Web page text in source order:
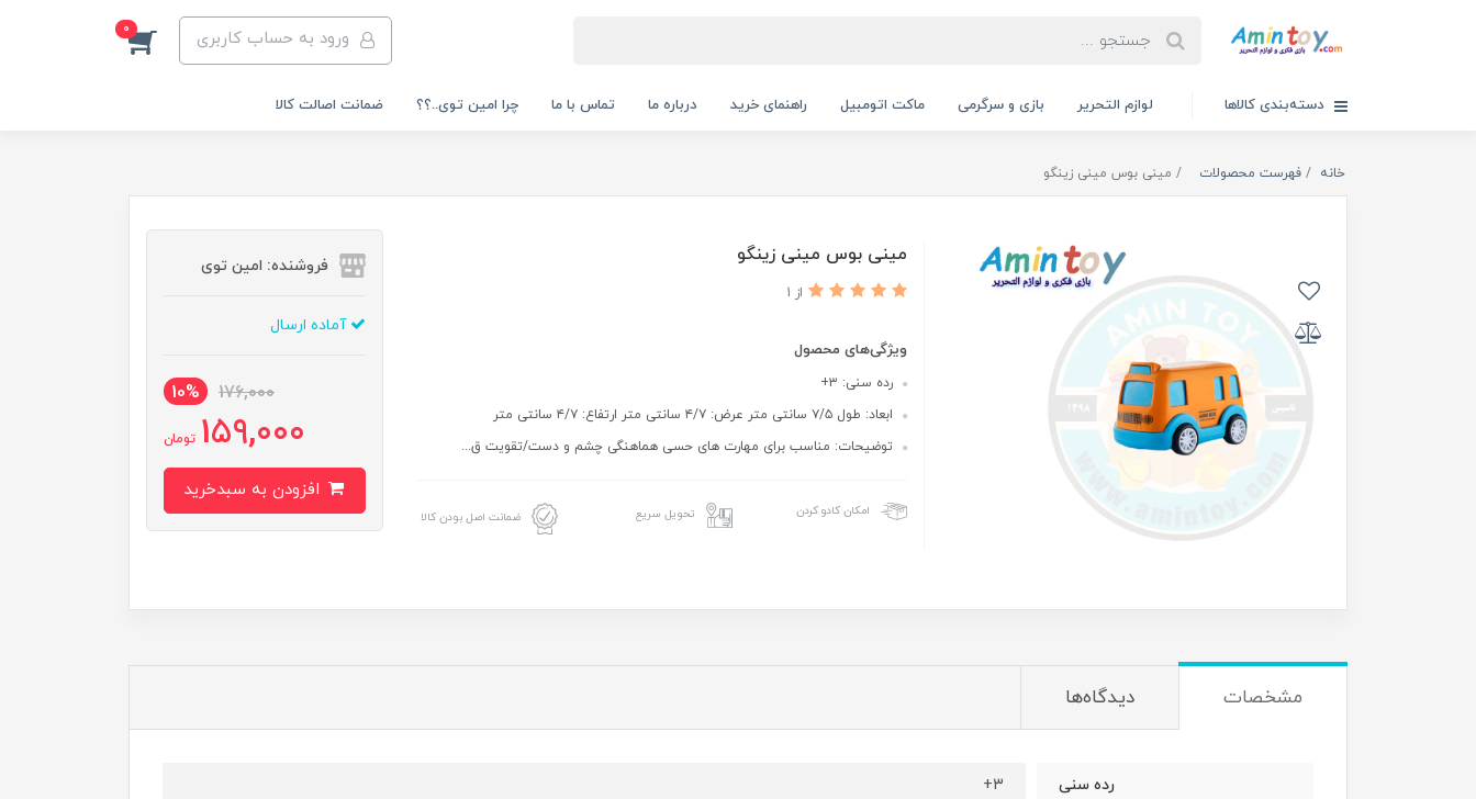
ورود به حساب کاربری 0
دسته‌بندی کالاها لوازم التحریر بازی و سرگرمی ماکت اتومبیل راهنمای خرید درباره ما تماس با ما چرا امین توی..؟؟ ضمانت اصالت کالا
خانه فهرست محصولات مینی بوس مینی زینگو
مینی بوس مینی زینگو
از 1
ویژگی‌های محصول
رده سنی: ۳+
ابعاد: طول ۷/۵ سانتی متر عرض: ۴/۷ سانتی متر ارتفاع: ۴/۷ سانتی متر
توضیحات: مناسب برای مهارت های حسی هماهنگی چشم و دست/تقویت ق...
امکان کادو کردن تحویل سریع ضمانت اصل بودن کالا
فروشنده: امین توی
آماده ارسال
176,000
10%
159,000 تومان
مشخصات دیدگاه‌ها
رده سنی ۳+